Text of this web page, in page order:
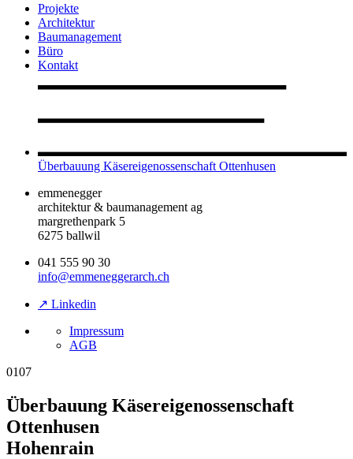
Projekte
Architektur
Baumanagement
Büro
Kontakt
Überbauung Käsereigenossenschaft Ottenhusen
emmenegger
architektur & baumanagement ag
margrethenpark 5
6275 ballwil
041 555 90 30
info@emmeneggerarch.ch
↗ Linkedin
Impressum
AGB
0107
Überbauung Käsereigenossenschaft
Ottenhusen
Hohenrain